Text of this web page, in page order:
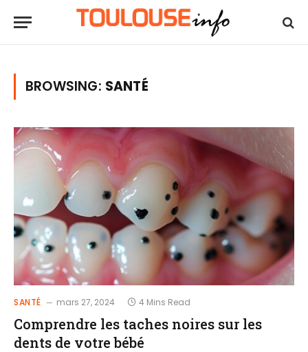
BROWSING: SANTÉ
SANTÉ mars 27, 2024 4 Mins Read
Comprendre les taches noires sur les
dents de votre bébé